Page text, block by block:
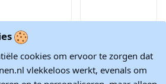
cookies om ervoor te zorgen dat
vlekkeloos werkt, evenals om